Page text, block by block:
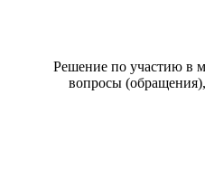
Решение по участию в
вопросы